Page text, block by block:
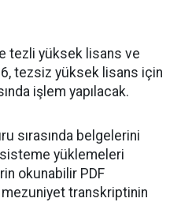
tezli yüksek lisans ve
tezsiz yüksek lisans için
işlem yapılacak.
sırasında belgelerini
yüklemeleri
okunabilir PDF
transkriptinin